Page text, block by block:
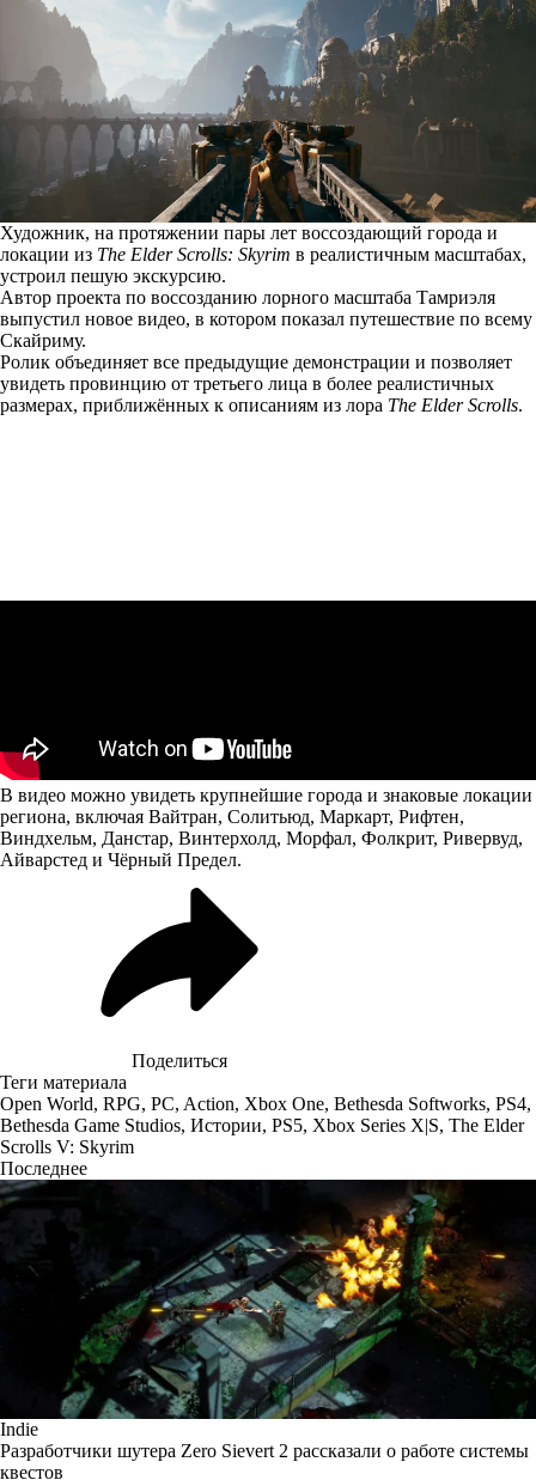
Художник, на протяжении пары лет воссоздающий города и
локации из The Elder Scrolls: Skyrim в реалистичным масштабах,
устроил пешую экскурсию.
Автор проекта по воссозданию лорного масштаба Тамриэля
выпустил новое видео, в котором показал путешествие по всему
Скайриму.
Ролик объединяет все предыдущие демонстрации и позволяет
увидеть провинцию от третьего лица в более реалистичных
размерах, приближённых к описаниям из лора The Elder Scrolls.
В видео можно увидеть крупнейшие города и знаковые локации
региона, включая Вайтран, Солитьюд, Маркарт, Рифтен,
Виндхельм, Данстар, Винтерхолд, Морфал, Фолкрит, Ривервуд,
Айварстед и Чёрный Предел.
Поделиться
Теги материала
Open World, RPG, PC, Action, Xbox One, Bethesda Softworks, PS4,
Bethesda Game Studios, Истории, PS5, Xbox Series X|S, The Elder
Scrolls V: Skyrim
Последнее
Indie
Разработчики шутера Zero Sievert 2 рассказали о работе системы
квестов